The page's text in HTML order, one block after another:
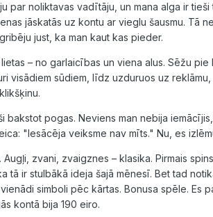
par noliktavas vadītāju, un mana alga ir tieši
jāskatās uz kontu ar vieglu šausmu. Tā
just, ka man kaut kas pieder.
– no garlaicības un viena alus. Sēžu
visādiem sūdiem, līdz uzduruos uz
bakstot pogas. Neviens man nebija
"Iesācēja veiksme nav mīts." Nu, es
zvani, zvaigznes – klasika. Pirmais
tā ir stulbākā ideja šajā mēnesī. Bet tad
simboli pēc kārtas. Bonusa spēle. Es
kontā bija 190 eiro.